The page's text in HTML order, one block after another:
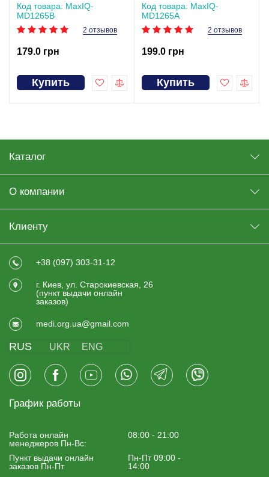
Код товара: MaxIQ-
MD1265В
2 отзывов
179.0 грн
Купить
Код товара: MaxIQ-
MD1265А
2 отзывов
199.0 грн
Купить
Каталог
О компании
Клиенту
+38 (097) 303-31-12
г. Киев, ул. Старокиевская, 26
(пункт выдачи онлайн
заказов)
medi.org.ua@gmail.com
RUS UKR ENG
График работы
Работа онлайн
менеджеров Пн-Вс:
08:00 - 21:00
Пункт выдачи онлайн
заказов Пн-Пт
Пн-Пт 09:00 -
14:00